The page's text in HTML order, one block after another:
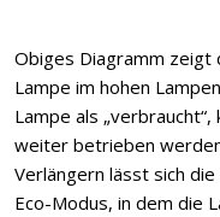
Obiges Diagramm zeigt
Lampe im hohen
Lampe als
weiter betrieben
Verlängern lässt sich
Eco-Modus, in dem die